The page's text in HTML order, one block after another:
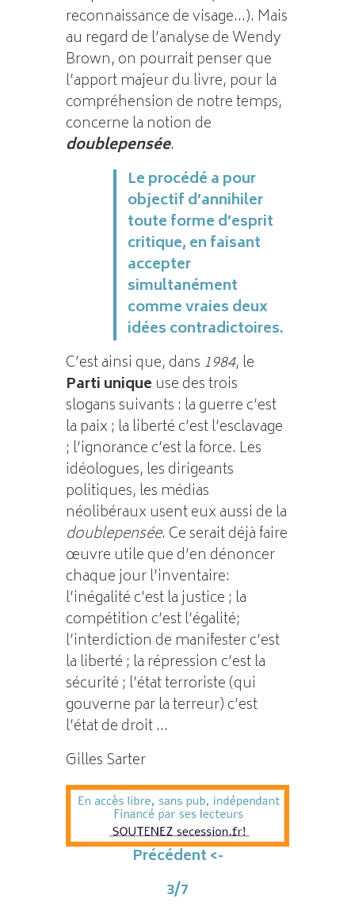
reconnaissance de visage…). Mais
au regard de l’analyse de Wendy
Brown, on pourrait penser que
l’apport majeur du livre, pour la
compréhension de notre temps,
concerne la notion de
doublepensée.
Le procédé a pour
objectif d’annihiler
toute forme d’esprit
critique, en faisant
accepter
simultanément
comme vraies deux
idées contradictoires.
C’est ainsi que, dans 1984, le
Parti unique use des trois
slogans suivants : la guerre c’est
la paix ; la liberté c’est l’esclavage
; l’ignorance c’est la force. Les
idéologues, les dirigeants
politiques, les médias
néolibéraux usent eux aussi de la
doublepensée. Ce serait déjà faire
œuvre utile que d’en dénoncer
chaque jour l’inventaire:
l’inégalité c’est la justice ; la
compétition c’est l’égalité;
l’interdiction de manifester c’est
la liberté ; la répression c’est la
sécurité ; l’état terroriste (qui
gouverne par la terreur) c’est
l’état de droit …
Gilles Sarter
Précédent <-
3/7